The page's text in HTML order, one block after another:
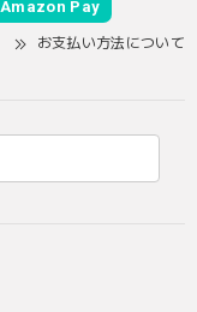
Amazon Pay
お支払い方法について